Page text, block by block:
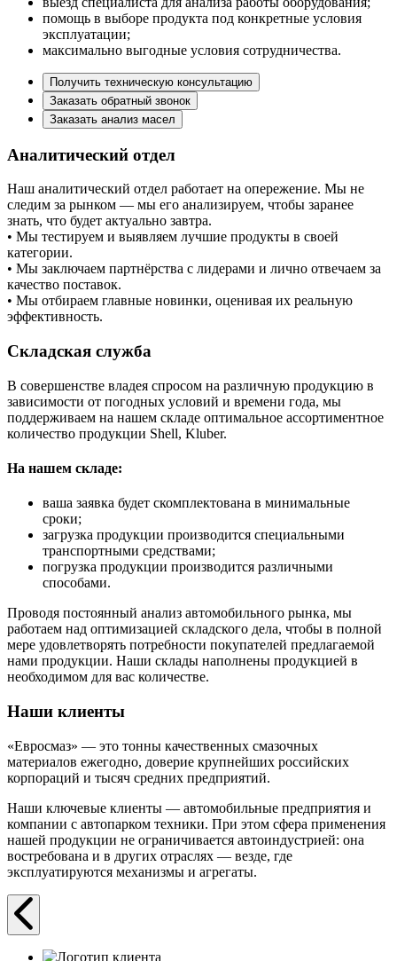
помощь в выборе продукта под конкретные условия
эксплуатации;
максимально выгодные условия сотрудничества.
Получить техническую консультацию
Заказать обратный звонок
Заказать анализ масел
Аналитический отдел
Наш аналитический отдел работает на опережение. Мы не
следим за рынком — мы его анализируем, чтобы заранее
знать, что будет актуально завтра.
• Мы тестируем и выявляем лучшие продукты в своей
категории.
• Мы заключаем партнёрства с лидерами и лично отвечаем за
качество поставок.
• Мы отбираем главные новинки, оценивая их реальную
эффективность.
Складская служба
В совершенстве владея спросом на различную продукцию в
зависимости от погодных условий и времени года, мы
поддерживаем на нашем складе оптимальное ассортиментное
количество продукции Shell, Kluber.
На нашем складе:
ваша заявка будет скомплектована в минимальные
сроки;
загрузка продукции производится специальными
транспортными средствами;
погрузка продукции производится различными
способами.
Проводя постоянный анализ автомобильного рынка, мы
работаем над оптимизацией складского дела, чтобы в полной
мере удовлетворять потребности покупателей предлагаемой
нами продукции. Наши склады наполнены продукцией в
необходимом для вас количестве.
Наши клиенты
«Евросмаз» — это тонны качественных смазочных
материалов ежегодно, доверие крупнейших российских
корпораций и тысяч средних предприятий.
Наши ключевые клиенты — автомобильные предприятия и
компании с автопарком техники. При этом сфера применения
нашей продукции не ограничивается автоиндустрией: она
востребована и в других отраслях — везде, где
эксплуатируются механизмы и агрегаты.